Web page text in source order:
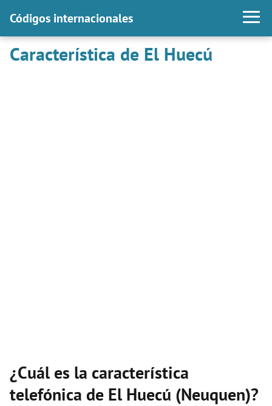
Códigos internacionales
Característica de El Huecú
¿Cuál es la característica
telefónica de El Huecú (Neuquen)?